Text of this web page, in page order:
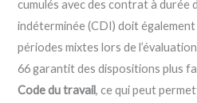
cumulés avec des contrat à durée
indéterminée (CDI) doit
périodes mixtes lors de
66 garantit des dispositions plus
Code du travail, ce qui peut